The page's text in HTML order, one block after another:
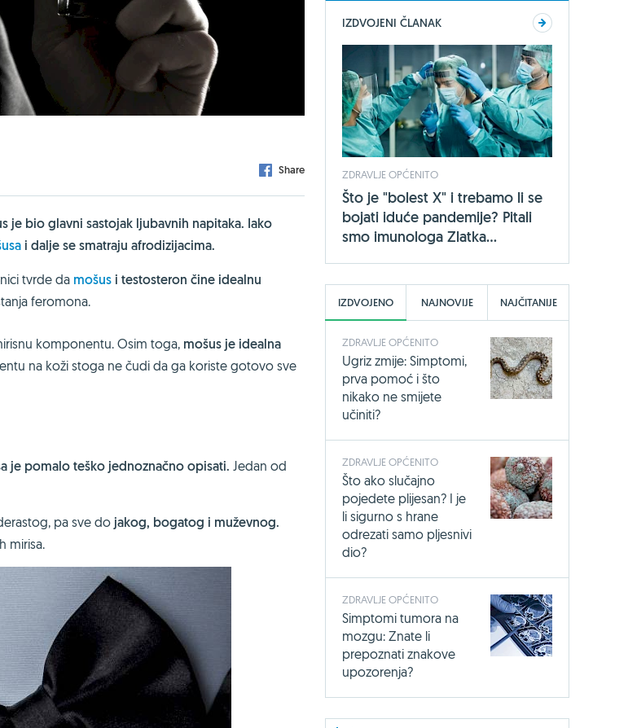
Share
je bio glavni sastojak ljubavnih napitaka. Iako
i dalje se smatraju afrodizijacima.
tvrde da mošusi testosteron čine idealnu
feromona.
komponentu. Osim toga, mošus je idealna
na koži stoga ne čudi da ga koriste gotovo sve
je pomalo teško jednoznačno opisati. Jedan od
pa sve dojakog, bogatog i muževnog.
mirisa.
IZDVOJENI ČLANAK
ZDRAVLJE OPĆENITO
Što je "bolest X" i trebamo li se
bojati iduće pandemije? Pitali
smo imunologa Zlatka...
IZDVOJENO NAJNOVIJE NAJČITANIJE
ZDRAVLJE OPĆENITO
Ugriz zmije: Simptomi,
prva pomoć i što
nikako ne smijete
učiniti?
ZDRAVLJE OPĆENITO
Što ako slučajno
pojedete plijesan? I je
li sigurno s hrane
odrezati samo pljesnivi
dio?
ZDRAVLJE OPĆENITO
Simptomi tumora na
mozgu: Znate li
prepoznati znakove
upozorenja?